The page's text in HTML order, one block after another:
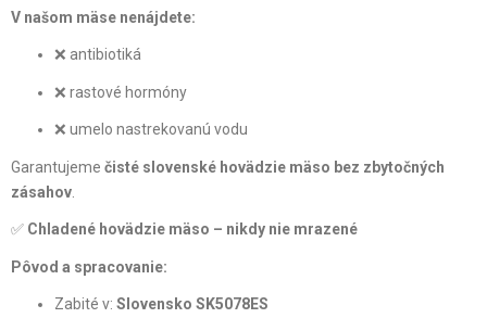
V našom mäse nenájdete:
❌ antibiotiká
❌ rastové hormóny
❌ umelo nastrekovanú vodu
Garantujeme čisté slovenské hovädzie mäso bez zbytočných
zásahov
✅ Chladené hovädzie mäso – nikdy nie mrazené
Pôvod a spracovanie:
Zabité v: Slovensko SK5078ES